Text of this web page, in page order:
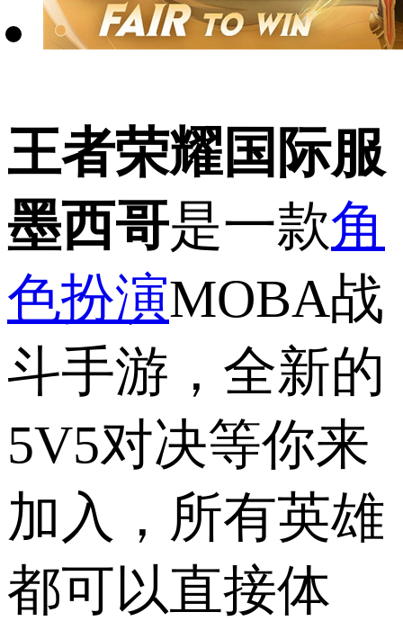
王者荣耀国际服
墨西哥是一款角
色扮演MOBA战
斗手游，全新的
5V5对决等你来
加入，所有英雄
都可以直接体